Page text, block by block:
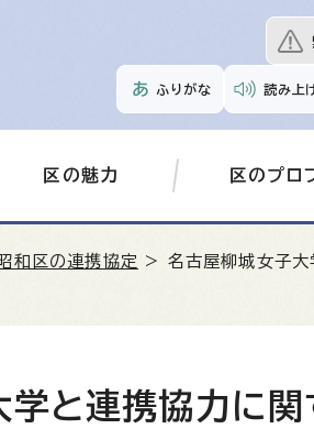
ふりがな 読み上
区の魅力 区のプロ
和区の連携協定 > 名古屋柳城女子大
学と連携協力に関